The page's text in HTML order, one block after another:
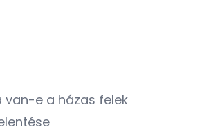
van-e a házas felek